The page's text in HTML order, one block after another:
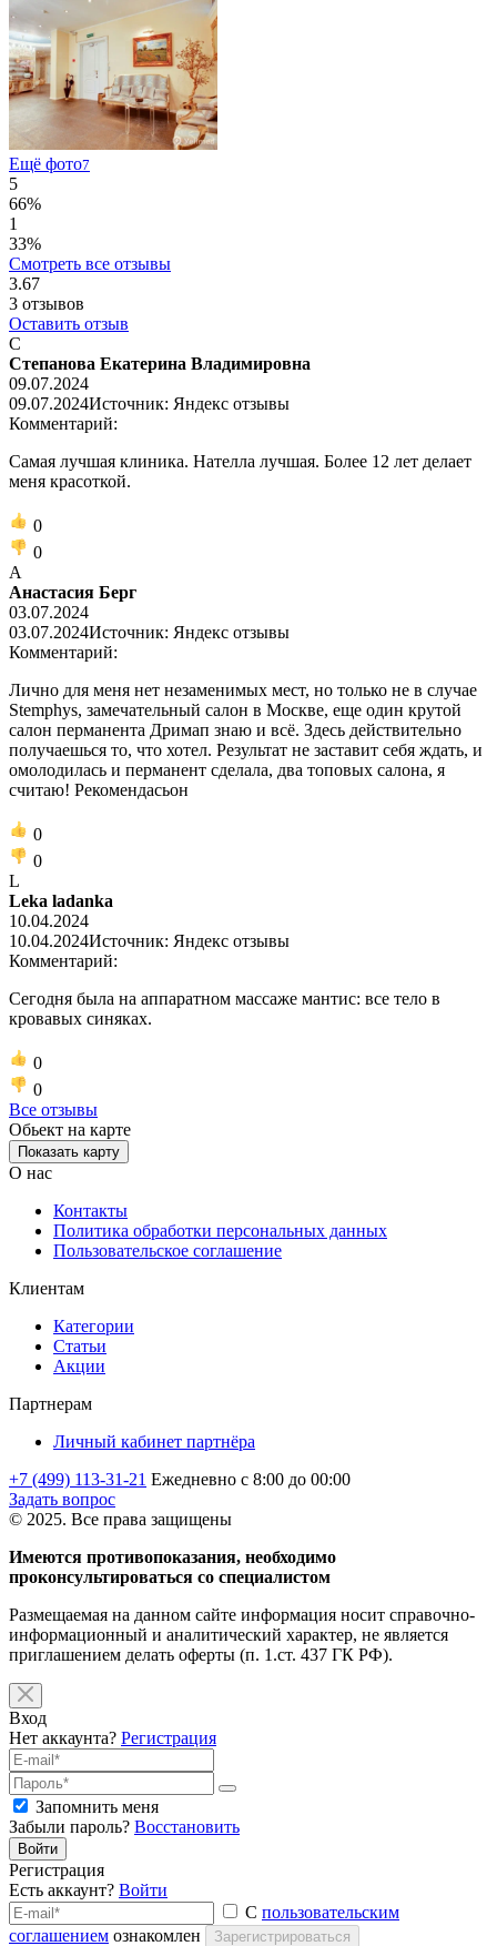
Ещё фото7
5
66%
1
33%
Смотреть все отзывы
3.67
3 отзывов
Оставить отзыв
С
Степанова Екатерина Владимировна
09.07.2024
09.07.2024Источник: Яндекс отзывы
Комментарий:
Самая лучшая клиника. Нателла лучшая. Более 12 лет делает
меня красоткой.
0
0
А
Анастасия Берг
03.07.2024
03.07.2024Источник: Яндекс отзывы
Комментарий:
Лично для меня нет незаменимых мест, но только не в случае
Stemphys, замечательный салон в Москве, еще один крутой
салон перманента Дримап знаю и всё. Здесь действительно
получаешься то, что хотел. Результат не заставит себя ждать, и
омолодилась и перманент сделала, два топовых салона, я
считаю! Рекомендасьон
0
0
L
Leka ladanka
10.04.2024
10.04.2024Источник: Яндекс отзывы
Комментарий:
Сегодня была на аппаратном массаже мантис: все тело в
кровавых синяках.
0
0
Все отзывы
Обьект на карте
Показать карту
О нас
Контакты
Политика обработки персональных данных
Пользовательское соглашение
Клиентам
Категории
Статьи
Акции
Партнерам
Личный кабинет партнёра
+7 (499) 113-31-21 Ежедневно с 8:00 до 00:00
Задать вопрос
© 2025. Все права защищены
Имеются противопоказания, необходимо
проконсультироваться со специалистом
Размещаемая на данном сайте информация носит справочно-
информационный и аналитический характер, не является
приглашением делать оферты (п. 1.ст. 437 ГК РФ).
Вход
Нет аккаунта? Регистрация
Запомнить меня
Забыли пароль? Восстановить
Войти
Регистрация
Есть аккаунт? Войти
С пользовательским
соглашением ознакомлен Зарегистрироваться